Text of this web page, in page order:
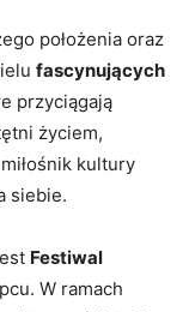
położenia ⁣oraz
fascynujących
przyciągają
życiem,
kultury
siebie.
Festiwal
W ramach